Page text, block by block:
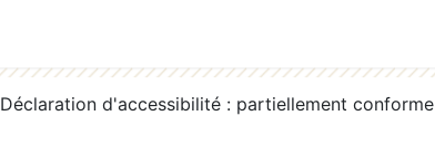
Déclaration d'accessibilité : partiellement conforme